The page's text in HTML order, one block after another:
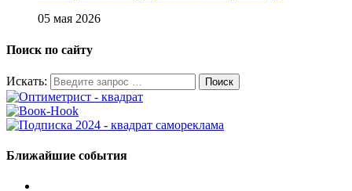
05 мая 2026
Поиск по сайту
Искать:
Ближайшие события